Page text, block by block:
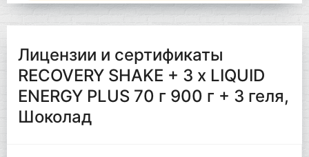
Лицензии и сертификаты
RECOVERY SHAKE + 3 x LIQUID
ENERGY PLUS 70 г 900 г + 3 геля,
Шоколад